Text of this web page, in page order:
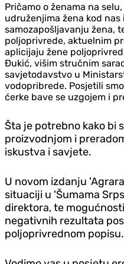
Pričamo o ženama na
udruženjima žena kod
samozapošljavanju žena,
poljoprivrede, aktuelnim
aplicijaju žene
Đukić, višim stručnim
savjetodavstvo u
vodopribrede. Posjetili
ćerke bave se uzgojem i
Šta je potrebno kako bi
proizvodnjom i
iskustva i savjete.
U novom izdanju
situaciji u 'Šumama
direktora, te
negativnih rezultata
poljoprivrednom popisu.